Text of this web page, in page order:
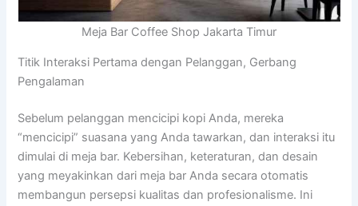
Meja Bar Coffee Shop Jakarta Timur
Titik Interaksi Pertama dengan Pelanggan, Gerbang
Pengalaman
Sebelum pelanggan mencicipi kopi Anda, mereka
“mencicipi” suasana yang Anda tawarkan, dan interaksi itu
dimulai di meja bar. Kebersihan, keteraturan, dan desain
yang meyakinkan dari meja bar Anda secara otomatis
membangun persepsi kualitas dan profesionalisme. Ini